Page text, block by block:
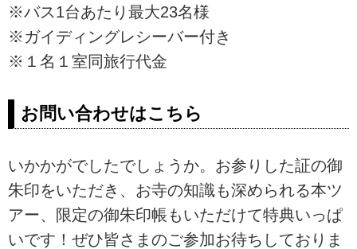
※バス1台あたり最大23名様
※ガイディングレシーバー付き
※１名１室同旅行代金
お問い合わせはこちら
いかかがでしたでしょうか。お参りした証の御
朱印をいただき、お寺の知識も深められる本ツ
アー、限定の御朱印帳もいただけて特典いっぱ
いです！ぜひ皆さまのご参加お待ちしておりま